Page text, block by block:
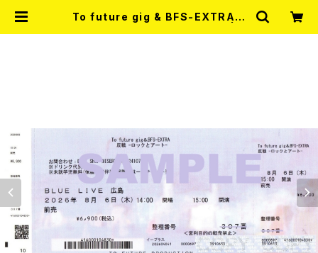
To future gig & BFS-EXTRA